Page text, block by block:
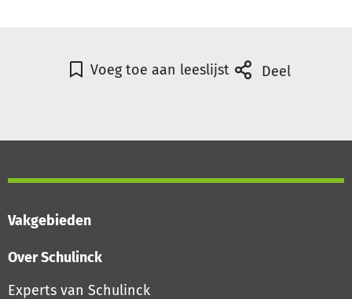
Voeg toe aan leeslijst Deel
Vakgebieden
Over Schulinck
Experts van Schulinck